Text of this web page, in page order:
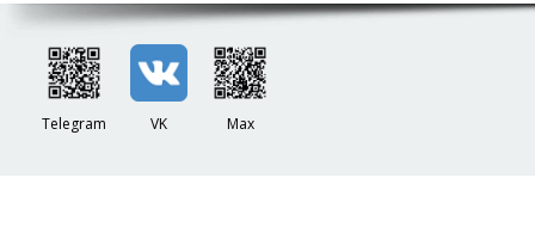
Telegram VK Max